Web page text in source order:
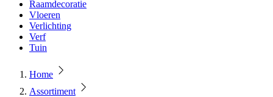
Raamdecoratie
Vloeren
Verlichting
Verf
Tuin
Home
Assortiment